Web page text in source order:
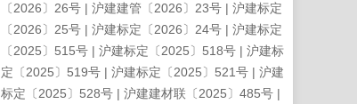
〔2026〕26号
沪建建管〔2026〕23号
沪建标定
〔2026〕25号
沪建标定〔2026〕24号
沪建标定
〔2025〕515号
沪建标定〔2025〕518号
沪建标
定〔2025〕519号
沪建标定〔2025〕521号
沪建
标定〔2025〕528号
沪建建材联〔2025〕485号